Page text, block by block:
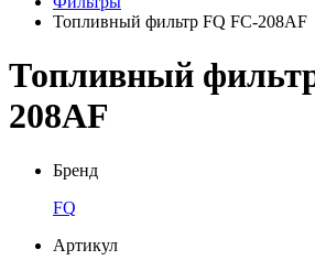
Топливный фильтр FQ FC-208AF
Топливный
208AF
Бренд
FQ
Артикул